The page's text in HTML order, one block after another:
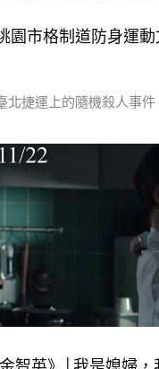
園市格制道防身運
北捷運上的隨機殺人事